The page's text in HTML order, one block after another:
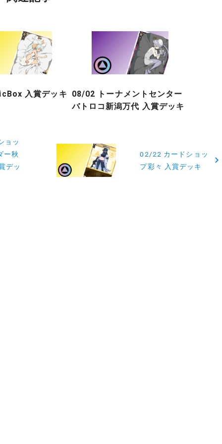
入賞デッキ
08/02 トーナメントセンター
バトロコ新潟万代 入賞デッキ
ョッ
ー秋
デッ
02/22 カードショッ
プ彩々 入賞デッキ